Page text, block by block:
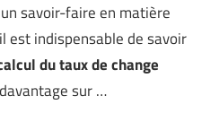
savoir-faire en matière
est indispensable de savoir
du taux de change
sur …